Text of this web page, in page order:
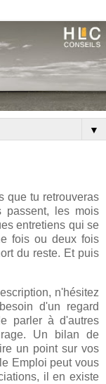
▼
que tu retrouveras
passent, les mois
entretiens qui se
fois ou deux fois
du reste. Et puis
n'hésitez
d'un regard
parler à d'autres
Un bilan de
un point sur vos
Emploi peut vous
il en existe